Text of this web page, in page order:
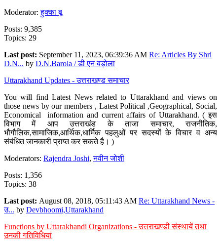
Moderator:हुक्का बू
Posts: 9,385
Topics: 29
Last post: September 11, 2023, 06:39:36 AM Re: Articles By Shri
D.N... by D.N.Barola / डी एन बड़ोला
Uttarakhand Updates - उत्तराखण्ड समाचार
You will find Latest News related to Uttarakhand and views on
those news by our members , Latest Political ,Geographical, Social,
Economical information and current affairs of Uttarakhand. ( इस
विभाग में आप उत्तराखंड के ताजा समाचार, राजनीतिक,
भौगौलिक,सामाजिक,आर्थिक,धार्मिक पहलुओं पर सदस्यों के विचार व अन्य
संबंधित जानकारी प्राप्त कर सकते है। )
Moderators: Rajendra Joshi,नवीन जोशी
Posts: 1,356
Topics: 38
Last post: August 08, 2018, 05:11:43 AM Re: Uttarakhand News -
उ... by Devbhoomi,Uttarakhand
Functions by Uttarakhandi Organizations - उत्तराखण्डी संस्थायें तथा
उनकी गतिविधियां